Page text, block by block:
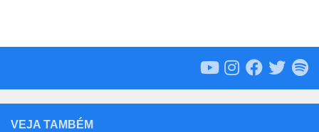
VEJA TAMBÉM